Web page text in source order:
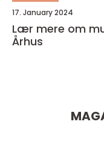
17. January 2024
Lær mere om
Århus